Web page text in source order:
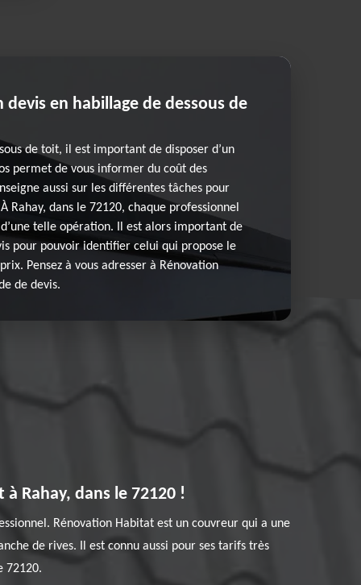
devis en habillage de dessous de
de toit, il est important de disposer d’un
permet de vous informer du coût des
aussi sur les différentes tâches pour
Rahay, dans le 72120, chaque professionnel
telle opération. Il est alors important de
pour pouvoir identifier celui qui propose le
Pensez à vous adresser à Rénovation
de devis.
Rahay, dans le 72120 !
Rénovation Habitat est un couvreur qui a une
de rives. Il est connu aussi pour ses tarifs très
72120.